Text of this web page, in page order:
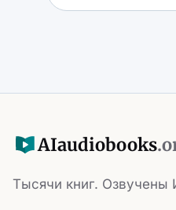
AIaudiobooks
Тысячи книг. Озвучены